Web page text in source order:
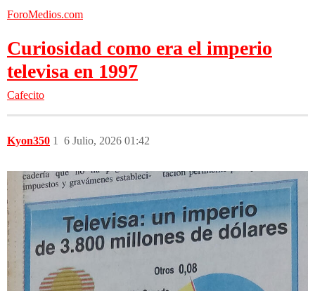
ForoMedios.com
Curiosidad como era el imperio
televisa en 1997
Cafecito
Kyon350 6 Julio, 2026 01:42
1